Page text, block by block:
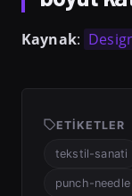
Kaynak:
ETIKETLER
tekstil-sanati
punch-needle